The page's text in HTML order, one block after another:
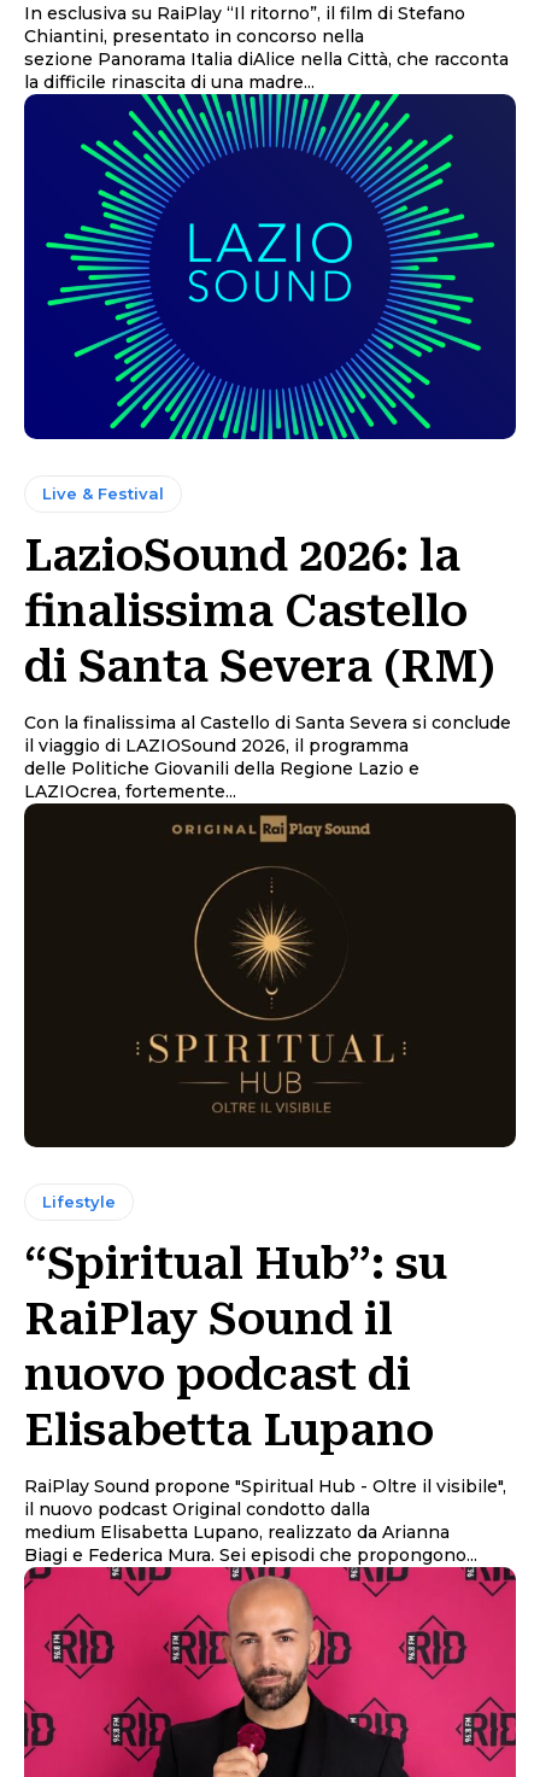
In esclusiva su RaiPlay “Il ritorno”, il film di Stefano
Chiantini, presentato in concorso nella
sezione Panorama Italia diAlice nella Città, che racconta
la difficile rinascita di una madre...
Live & Festival
LazioSound 2026: la
finalissima Castello
di Santa Severa (RM)
Con la finalissima al Castello di Santa Severa si conclude
il viaggio di LAZIOSound 2026, il programma
delle Politiche Giovanili della Regione Lazio e
LAZIOcrea, fortemente...
Lifestyle
“Spiritual Hub”: su
RaiPlay Sound il
nuovo podcast di
Elisabetta Lupano
RaiPlay Sound propone "Spiritual Hub - Oltre il visibile",
il nuovo podcast Original condotto dalla
medium Elisabetta Lupano, realizzato da Arianna
Biagi e Federica Mura. Sei episodi che propongono...